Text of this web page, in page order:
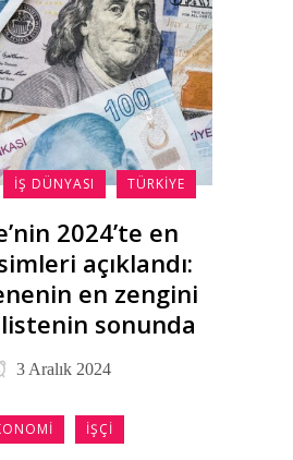
İŞ DÜNYASI TÜRKIYE
2024’te en
açıklandı:
en zengini
sonunda
3 Aralık 2024
İŞÇI